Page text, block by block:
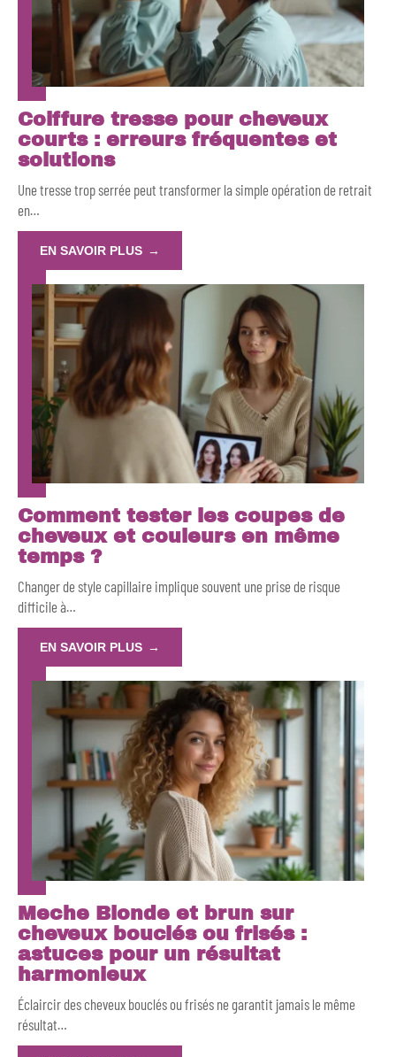
Coiffure tresse pour cheveux
courts : erreurs fréquentes et
solutions
Une tresse trop serrée peut transformer la simple opération de retrait
en…
EN SAVOIR PLUS
Comment tester les coupes de
cheveux et couleurs en même
temps ?
Changer de style capillaire implique souvent une prise de risque
difficile à…
EN SAVOIR PLUS
Meche Blonde et brun sur
cheveux bouclés ou frisés :
astuces pour un résultat
harmonieux
Éclaircir des cheveux bouclés ou frisés ne garantit jamais le même
résultat…